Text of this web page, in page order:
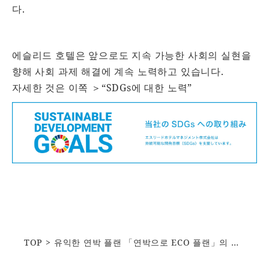
다.
에슬리드 호텔은 앞으로도 지속 가능한 사회의 실현을
향해 사회 과제 해결에 계속 노력하고 있습니다.
자세한 것은 이쪽 ＞ “SDGs에 대한 노력”
TOP 유익한 연박 플랜 「연박으로 ECO 플랜」의 소개